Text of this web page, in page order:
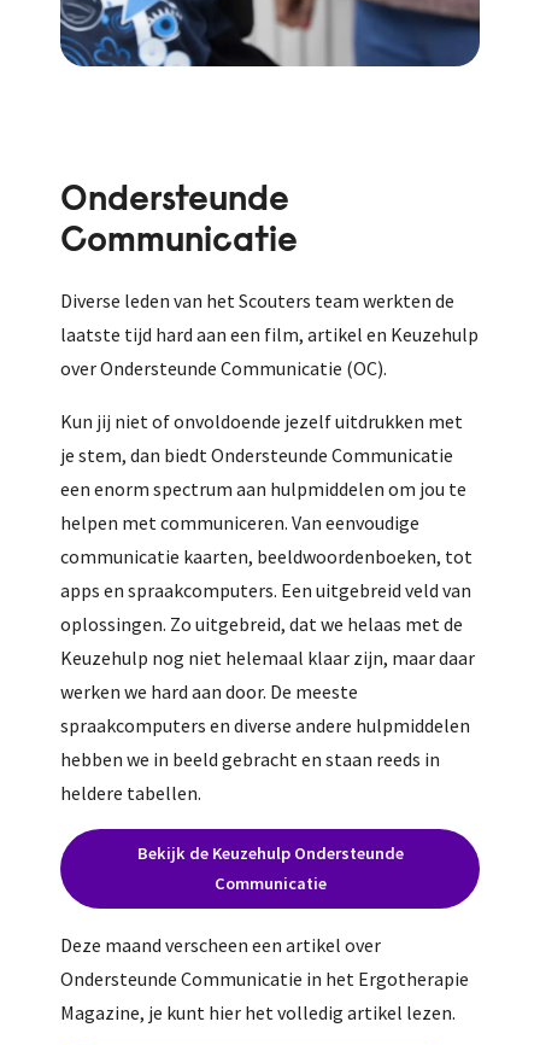
Ondersteunde
Communicatie
Diverse leden van het Scouters team werkten de
laatste tijd hard aan een film, artikel en Keuzehulp
over Ondersteunde Communicatie (OC).
Kun jij niet of onvoldoende jezelf uitdrukken met
je stem, dan biedt Ondersteunde Communicatie
een enorm spectrum aan hulpmiddelen om jou te
helpen met communiceren. Van eenvoudige
communicatie kaarten, beeldwoordenboeken, tot
apps en spraakcomputers. Een uitgebreid veld van
oplossingen. Zo uitgebreid, dat we helaas met de
Keuzehulp nog niet helemaal klaar zijn, maar daar
werken we hard aan door. De meeste
spraakcomputers en diverse andere hulpmiddelen
hebben we in beeld gebracht en staan reeds in
heldere tabellen.
Bekijk de Keuzehulp Ondersteunde
Communicatie
Deze maand verscheen een artikel over
Ondersteunde Communicatie in het Ergotherapie
Magazine, je kunt hier het volledig artikel lezen.